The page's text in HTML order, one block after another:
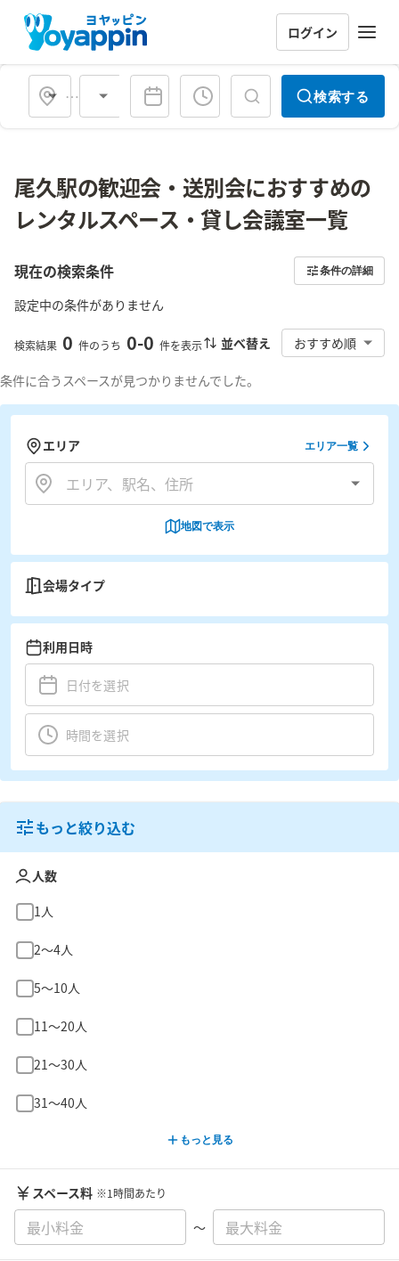
ログイン
会場タイプ 検索する
尾久駅の歓迎会・送別会におすすめの
レンタルスペース・貸し会議室一覧
現在の検索条件 条件の詳細
設定中の条件がありません
検索結果 0 件のうち 0-0 件を表示 並べ替え おすすめ順
条件に合うスペースが見つかりませんでした。
エリア エリア一覧
地図で表示
会場タイプ
利用日時
もっと絞り込む
人数
1人
2〜4人
5〜10人
11〜20人
21〜30人
31〜40人
もっと見る
スペース料 ※1時間あたり
〜